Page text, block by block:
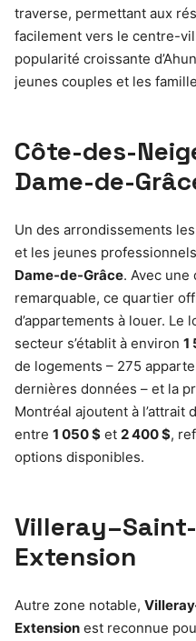
traverse, permettant aux
facilement vers le centre-
popularité croissante
jeunes couples et les
Côte-des-
Dame-de-
Un des arrondissements
et les jeunes
Dame-de-Grâce. Avec
remarquable, ce quartier
d’appartements à louer. Le
secteur s’établit à environ 1
de logements – 275
dernières données – et la
Montréal ajoutent à l’attrait
entre 1 050 $ et 2 400 $,
options disponibles.
Extension
Autre zone notable,
Extension est reconnue